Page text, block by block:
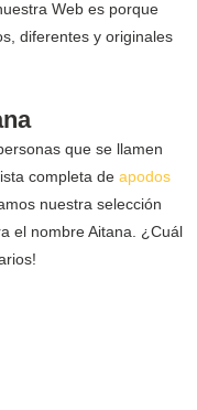
Web es porque
diferentes y originales
que se llamen
completa de apodos
nuestra selección
el nombre Aitana. ¿Cuál